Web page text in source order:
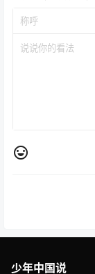
少年中国说